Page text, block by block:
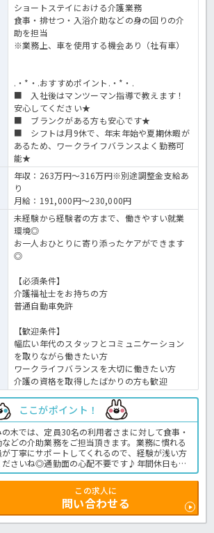
ショートステイにおける介護業務
食事・排せつ・入浴介助などの身の回りの介
助を担当
※業務上、車を使用する機会あり（社有車）
.・*・.おすすめポイント.・*・.
■ 入社後はマンツーマン指導で教えます！
安心してください★
■ ブランクがある方も安心です★
■ シフトは月9休で、年末年始や夏期休暇が
あるため、ワークライフバランスよく勤務可
能★
年収：263万円～316万円※別途調整金支給あ
り
月給：191,000円～230,000円
未経験から経験者の方まで、働きやすい就業
環境◎
お一人おひとりに寄り添ったケアができます
◎
【必須条件】
介護福祉士をお持ちの方
普通自動車免許
【歓迎条件】
幅広い年代のスタッフとコミュニケーション
を取りながら働きたい方
ワークライフバランスを大切に働きたい方
介護の資格を取得したばかりの方も歓迎
ここがポイント！
木では、定員30名の利用者さまに対して食事・
どの介助業務をご担当頂きます。業務に慣れる
丁寧にサポートしてくれるので、経験が浅い方
ださいね◎通勤面の心配不要です♪年間休日も充
クライフバランス重視の方にもおすすめ！資格
負担しますので、これから介護を始めていきた
験の方も働きながら資格取得ができるのがポイ
なった方は、是非ほっ介護までお問合せ下さい
の業務全般です。
ョートステイの求人＞
この求人に
問い合わせる